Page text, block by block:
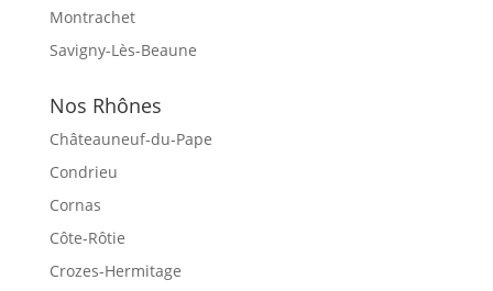
Montrachet
Savigny-Lès-Beaune
Nos Rhônes
Châteauneuf-du-Pape
Condrieu
Cornas
Côte-Rôtie
Crozes-Hermitage